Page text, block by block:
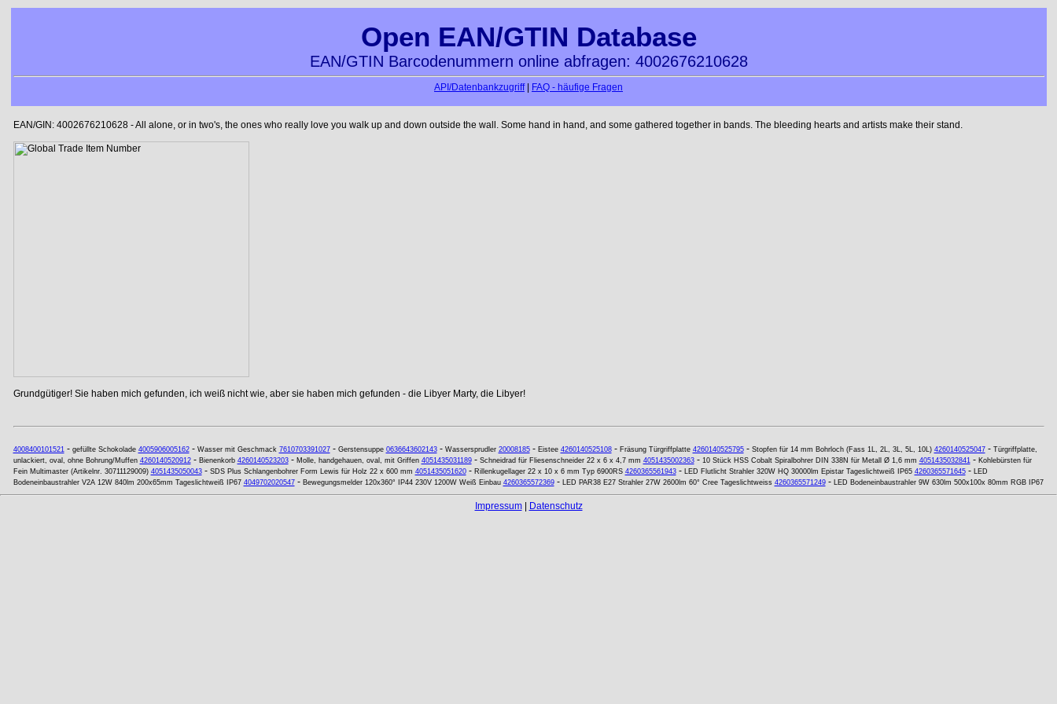
Open EAN/GTIN Database
EAN/GTIN Barcodenummern online abfragen: 4002676210628
API/Datenbankzugriff| FAQ - häufige Fragen
EAN/GIN: 4002676210628 - All alone, or in two's, the ones who really love you walk up and down outside the wall. Some hand in hand, and some gathered together in bands. The bleeding hearts and artists make their stand.
Grundgütiger! Sie haben mich gefunden, ich weiß nicht wie, aber sie haben mich gefunden - die Libyer Marty, die Libyer!
4008400101521- gefüllte Schokolade 4005906005162- Wasser mit Geschmack 7610703391027- Gerstensuppe 0636643602143- Wassersprudler 20008185- Eistee 4260140525108- Fräsung Türgriffplatte 4260140525795- Stopfen für 14 mm Bohrloch (Fass 1L, 2L, 3L, 5L, 10L) 4260140525047- Türgriffplatte,
unlackiert, oval, ohne Bohrung/Muffen 4260140520912- Bienenkorb 4260140523203- Molle, handgehauen, oval, mit Griffen 4051435031189- Schneidrad für Fliesenschneider 22 x 6 x 4,7 mm 4051435002363- 10 Stück HSS Cobalt Spiralbohrer DIN 338N für Metall Ø 1,6 mm 4051435032841- Kohlebürsten für
Fein Multimaster (Artikelnr. 30711129009) 4051435050043- SDS Plus Schlangenbohrer Form Lewis für Holz 22 x 600 mm 4051435051620- Rillenkugellager 22 x 10 x 6 mm Typ 6900RS 4260365561943- LED Flutlicht Strahler 320W HQ 30000lm Epistar Tageslichtweiß IP65 4260365571645- LED
Bodeneinbaustrahler V2A 12W 840lm 200x65mm Tageslichtweiß IP67 4049702020547- Bewegungsmelder 120x360° IP44 230V 1200W Weiß Einbau 4260365572369- LED PAR38 E27 Strahler 27W 2600lm 60° Cree Tageslichtweiss 4260365571249- LED Bodeneinbaustrahler 9W 630lm 500x100x 80mm RGB IP67
Impressum| Datenschutz